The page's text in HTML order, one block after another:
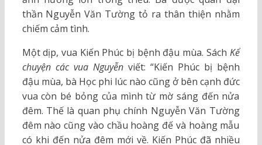
thần Nguyễn Văn Tường tỏ ra thân thiện nhằm
chiếm cảm tình.
Một dịp, vua Kiến Phúc bị bệnh đậu mùa. Sách Kể
chuyện các vua Nguyễn viết: “Kiến Phúc bị bệnh
đậu mùa, bà Học phi lúc nào cũng ở bên cạnh đức
vua còn bé bỏng của mình từ mờ sáng đến nửa
đêm. Thế là quan phụ chính Nguyễn Văn Tường
đêm nào cũng vào chầu hoàng đế và hoàng mẫu
có khi đến nửa đêm mới về. Kiến Phúc đã nhiều